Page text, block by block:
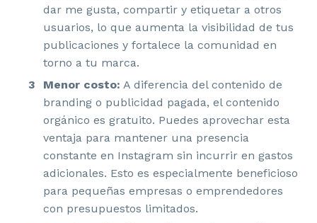
dar me gusta, compartir y etiquetar a otros
usuarios, lo que aumenta la visibilidad de tus
publicaciones y fortalece la comunidad en
torno a tu marca.
Menor costo: A diferencia del contenido de
branding o publicidad pagada, el contenido
orgánico es gratuito. Puedes aprovechar esta
ventaja para mantener una presencia
constante en Instagram sin incurrir en gastos
adicionales. Esto es especialmente beneficioso
para pequeñas empresas o emprendedores
con presupuestos limitados.